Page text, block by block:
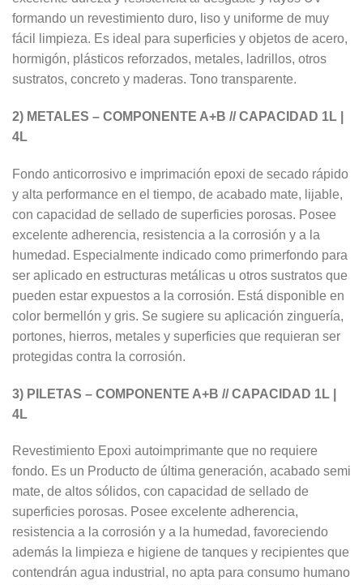
formando un revestimiento duro, liso y uniforme de muy
fácil limpieza. Es ideal para superficies y objetos de acero,
hormigón, plásticos reforzados, metales, ladrillos, otros
sustratos, concreto y maderas. Tono transparente.
2) METALES – COMPONENTE A+B // CAPACIDAD 1L |
4L
Fondo anticorrosivo e imprimación epoxi de secado rápido
y alta performance en el tiempo, de acabado mate, lijable,
con capacidad de sellado de superficies porosas. Posee
excelente adherencia, resistencia a la corrosión y a la
humedad. Especialmente indicado como primerfondo para
ser aplicado en estructuras metálicas u otros sustratos que
pueden estar expuestos a la corrosión. Está disponible en
color bermellón y gris. Se sugiere su aplicación zinguería,
portones, hierros, metales y superficies que requieran ser
protegidas contra la corrosión.
3) PILETAS – COMPONENTE A+B // CAPACIDAD 1L |
4L
Revestimiento Epoxi autoimprimante que no requiere
fondo. Es un Producto de última generación, acabado semi
mate, de altos sólidos, con capacidad de sellado de
superficies porosas. Posee excelente adherencia,
resistencia a la corrosión y a la humedad, favoreciendo
además la limpieza e higiene de tanques y recipientes que
contendrán agua industrial, no apta para consumo humano